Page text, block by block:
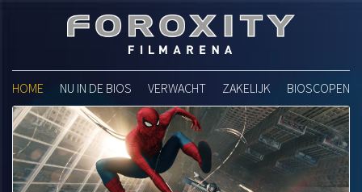
Foroxity Filmarena
HOME NU IN DE BIOS VERWACHT ZAKELIJK BIOSCOPEN